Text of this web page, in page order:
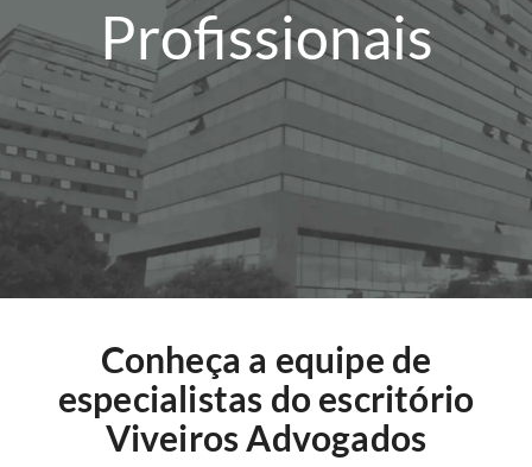
Profissionais
Conheça a equipe de
especialistas do escritório
Viveiros Advogados